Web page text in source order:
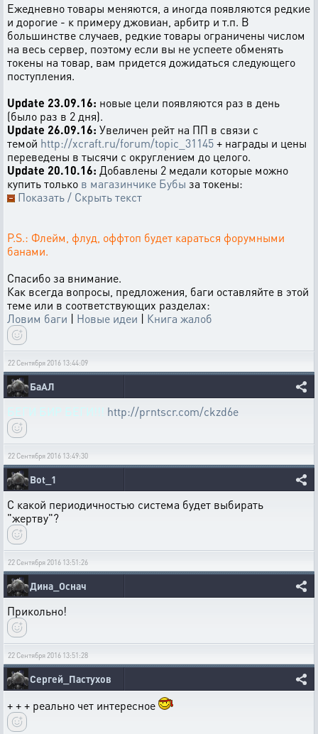
Ежедневно товары меняются, а иногда появляются редкие
и дорогие - к примеру джовиан, арбитр и т.п. В
большинстве случаев, редкие товары ограничены числом
на весь сервер, поэтому если вы не успеете обменять
токены на товар, вам придется дожидаться следующего
поступления.
Update 23.09.16: новые цели появляются раз в день
(было раз в 2 дня).
Update 26.09.16: Увеличен рейт на ПП в связи с
темой http://xcraft.ru/forum/topic_31145+ награды и цены
переведены в тысячи с округлением до целого.
Update 20.10.16: Добавлены 2 медали которые можно
купить только в магазинчике Бубы за токены:
Показать / Скрыть текст
P.S.: Флейм, флуд, оффтоп будет караться форумными
банами.
Спасибо за внимание.
Как всегда вопросы, предложения, баги оставляйте в этой
теме или в соответствующих разделах:
Ловим баги | Новые идеи | Книга жалоб
22 Сентября 2016 13:44:09
БаАЛ
БЕГИ БИР БЕГИ!!! http://prntscr.com/ckzd6e
22 Сентября 2016 13:49:30
Bot_1
С какой периодичностью система будет выбирать
"жертву"?
22 Сентября 2016 13:51:26
Дина_Оснач
Прикольно!
22 Сентября 2016 13:51:28
Сергей_Пастухов
+ + + реально чет интересное